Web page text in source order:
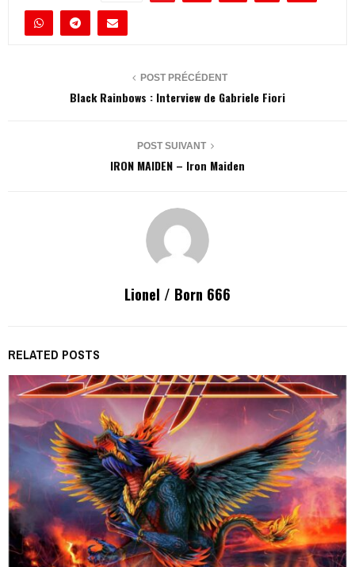
POST PRÉCÉDENT
Black Rainbows : Interview de Gabriele Fiori
POST SUIVANT
IRON MAIDEN – Iron Maiden
Lionel / Born 666
RELATED POSTS